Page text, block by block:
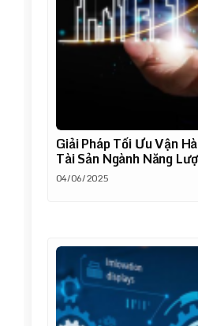
Giải Pháp Tối Ưu Vận
Tài Sản Ngành Năng
04/06/2025